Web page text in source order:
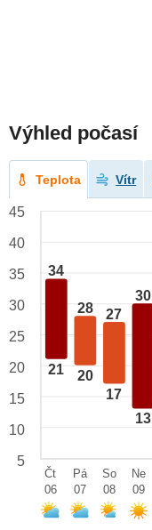
Výhled počasí
Teplota Vítr
34
21
28
20
27
17
30
13
45
40
35
30
25
20
15
10
5
Čt
06
Pá
07
So
08
Ne
09